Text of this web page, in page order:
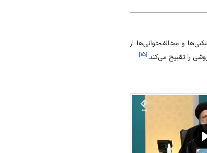
و مخالف‌خوانی‌ها از
را تقبیح می‌کند. [۱۵]